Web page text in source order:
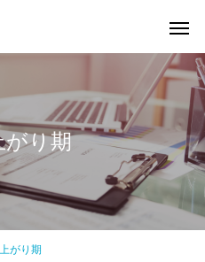
がり期
がり期